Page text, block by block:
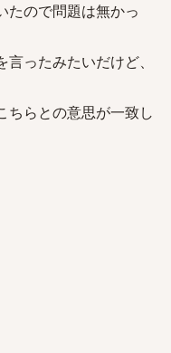
たので問題は無かっ
ったみたいだけど、
ちらとの意思が一致し